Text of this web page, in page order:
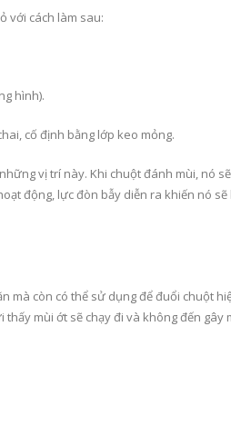
với cách làm sau:
hình).
cố định bằng lớp keo mỏng.
vị trí này. Khi chuột đánh mùi, nó
động, lực đòn bẫy diễn ra khiến nó
mà còn có thể sử dụng để đuổi chuột
mùi ớt sẽ chạy đi và không đến gây